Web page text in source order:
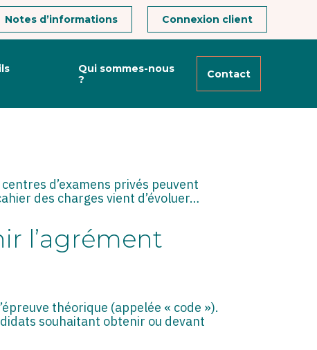
Connexion client
Notes d’informations
Qui sommes-nous
?
Contact
d’examens privés peuvent
des charges vient d’évoluer…
l’agrément
théorique (appelée « code »).
souhaitant obtenir ou devant